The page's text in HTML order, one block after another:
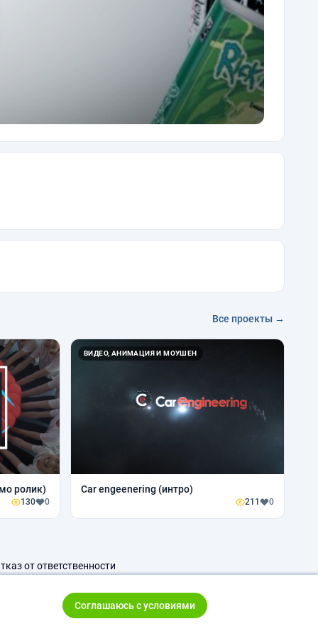
Все проекты →
ролик)
130 0
ВИДЕО, АНИМАЦИЯ И МОУШЕН
Car engeenering (интро)
211 0
от ответственности
Соглашаюсь с условиями